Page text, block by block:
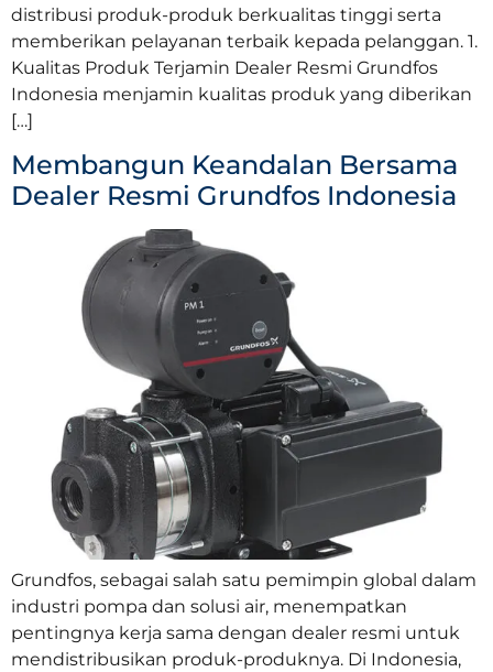
distribusi produk-produk berkualitas tinggi serta
memberikan pelayanan terbaik kepada pelanggan. 1.
Kualitas Produk Terjamin Dealer Resmi Grundfos
Indonesia menjamin kualitas produk yang diberikan
[…]
Membangun Keandalan Bersama
Dealer Resmi Grundfos Indonesia
Grundfos, sebagai salah satu pemimpin global dalam
industri pompa dan solusi air, menempatkan
pentingnya kerja sama dengan dealer resmi untuk
mendistribusikan produk-produknya. Di Indonesia,